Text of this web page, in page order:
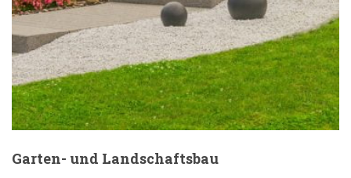
Garten- und Landschaftsbau